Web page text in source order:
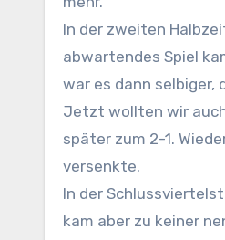
In der zweiten
abwartendes Spiel
war es dann selbiger,
Jetzt wollten wir
später zum 2-1.
versenkte.
In der
kam aber zu keiner